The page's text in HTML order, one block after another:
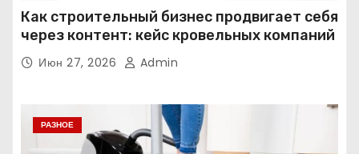
Как строительный бизнес продвигает себя
через контент: кейс кровельных компаний
Июн 27, 2026 Admin
РАЗНОЕ